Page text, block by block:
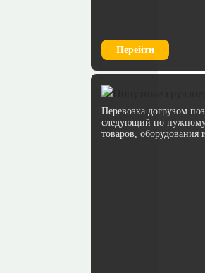
Перейти
Перевозка догрузом
следующий по нужному
товаров,